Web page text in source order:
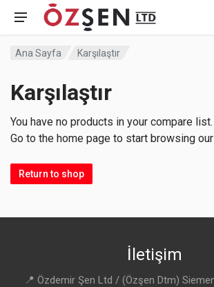
Ana Sayfa Karşılaştır
Karşılaştır
You have no products in your compare list.
Go to the home page to start browsing
Return to shop
İletişim
📍 Özdemir Şen Ltd / (Özşen Dtm)